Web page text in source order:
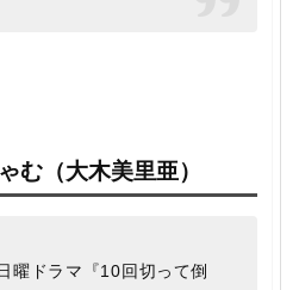
む（大木美里亜）
曜ドラマ『10回切って倒